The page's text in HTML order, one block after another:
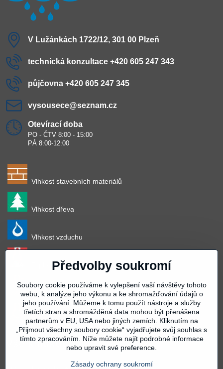
V Lužánkách 1722/12, 301 00 Plzeň
technická konzultace +420 605 247 343
půjčovna +420 605 247 345
vysousece​@seznam​.cz
Otevírací doba
PO - ČTV 8:00 - 15:00
PÁ 8:00-12:00
Vlhkost stavebních materiálů
Vlhkost dřeva
Vlhkost vzduchu
Teplota vzduchu
Teplota povrchu
Teplota materiálu
Vše k nákupu
Předvolby soukromí
Soubory cookie používáme k vylepšení vaší návštěvy tohoto
webu, k analýze jeho výkonu a ke shromažďování údajů o
jeho používání. Můžeme k tomu použít nástroje a služby
třetích stran a shromážděná data mohou být přenášena
partnerům v EU, USA nebo jiných zemích. Kliknutím na
„Přijmout všechny soubory cookie“ vyjadřujete svůj souhlas s
tímto zpracováním. Níže můžete najít podrobné informace
nebo upravit své preference.
Zásady ochrany soukromí